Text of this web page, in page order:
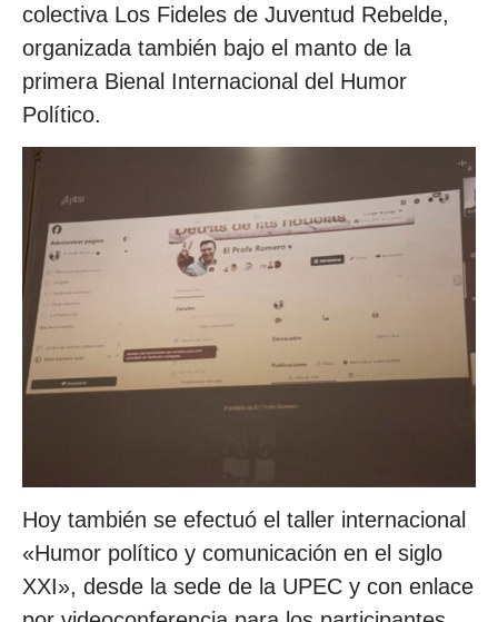
colectiva Los Fideles de Juventud Rebelde,
organizada también bajo el manto de la
primera Bienal Internacional del Humor
Político.
Hoy también se efectuó el taller internacional
«Humor político y comunicación en el siglo
XXI», desde la sede de la UPEC y con enlace